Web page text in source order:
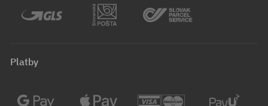
Platby